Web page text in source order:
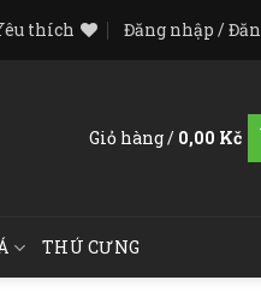
thích Đăng nhập /
Giỏ hàng / 0,00 Kč
THÚ CƯNG